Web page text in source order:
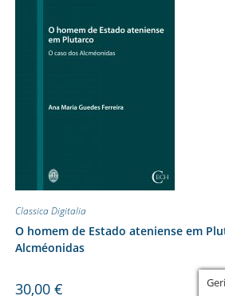
Classica Digitalia
O homem de Estado ateniense em
Alcméonidas
30,00 €